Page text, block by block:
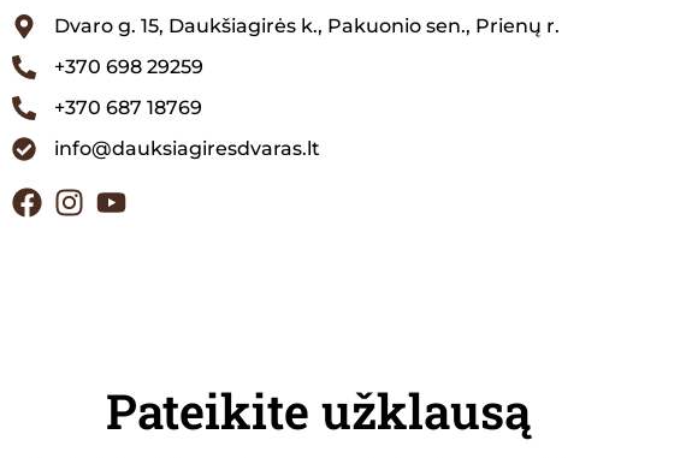
Dvaro g. 15, Daukšiagirės k., Pakuonio sen., Prienų r.
+370 698 29259
+370 687 18769
info@dauksiagiresdvaras.lt
Pateikite užklausą